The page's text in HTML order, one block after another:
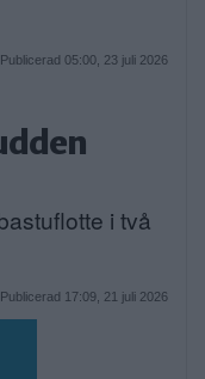
Publicerad 05:00, 23 juli 2026
i två
Publicerad 17:09, 21 juli 2026